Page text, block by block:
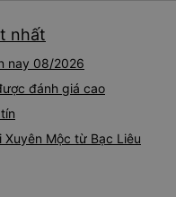
nhất
nay 08/2026
đánh giá cao
Mộc từ Bạc Liêu